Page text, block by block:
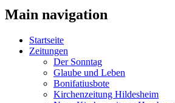
Main navigation
Startseite
Zeitungen
Der Sonntag
Glaube und Leben
Bonifatiusbote
Kirchenzeitung Hildesheim